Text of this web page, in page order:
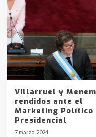
Villarruel y Menem
rendidos ante el
Marketing Político
Presidencial
7 marzo, 2024